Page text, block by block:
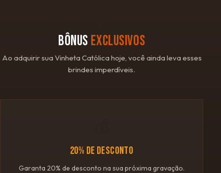
BÔNUS EXCLUSIVOS
Ao adquirir sua Vinheta Católica hoje, você ainda leva esses
brindes imperdíveis.
20% DE DESCONTO
Garanta 20% de desconto na sua próxima gravação.